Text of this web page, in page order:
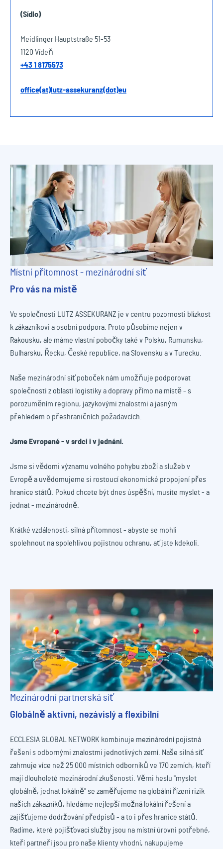
(Sídlo)
Meidlinger Hauptstraße 51-53
1120 Vídeň
+43 1 8175573
office(at)lutz-assekuranz(dot)eu
Místní přítomnost - mezinárodní síť
Pro vás na místě
Ve společnosti LUTZ ASSEKURANZ je v centru pozornosti blízkost
k zákazníkovi a osobní podpora. Proto působíme nejen v
Rakousku, ale máme vlastní pobočky také v Polsku, Rumunsku,
Bulharsku, Řecku, České republice, na Slovensku a v Turecku.
Naše mezinárodní síť poboček nám umožňuje podporovat
společnosti z oblasti logistiky a dopravy přímo na místě - s
porozuměním regionu, jazykovými znalostmi a jasným
přehledem o přeshraničních požadavcích.
Jsme Evropané - v srdci i v jednání.
Jsme si vědomi významu volného pohybu zboží a služeb v
Evropě a uvědomujeme si rostoucí ekonomické propojení přes
hranice států. Pokud chcete být dnes úspěšní, musíte myslet - a
jednat - mezinárodně.
Krátké vzdálenosti, silná přítomnost - abyste se mohli
spolehnout na spolehlivou pojistnou ochranu, ať jste kdekoli.
Mezinárodní partnerská síť
Globálně aktivní, nezávislý a flexibilní
ECCLESIA GLOBAL NETWORK kombinuje mezinárodní pojistná
řešení s odbornými znalostmi jednotlivých zemí. Naše silná síť
zahrnuje více než 25 000 místních odborníků ve 170 zemích, kteří
mají dlouholeté mezinárodní zkušenosti. Věrni heslu "myslet
globálně, jednat lokálně" se zaměřujeme na globální řízení rizik
našich zákazníků, hledáme nejlepší možná lokální řešení a
zajišťujeme dodržování předpisů - a to i přes hranice států.
Radíme, které pojišťovací služby jsou na místní úrovni potřebné,
kteří partneři jsou pro naše klienty vhodní, nakupujeme